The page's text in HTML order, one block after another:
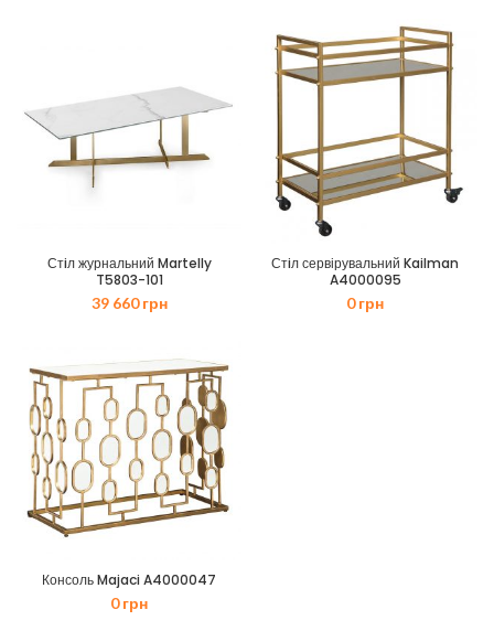
Стiл журнальний Martelly
T5803-101
39 660грн
Стiл сервірувальний Kailman
A4000095
0грн
Консоль Majaci A4000047
0грн